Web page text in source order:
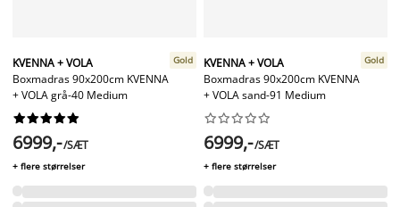
KVENNA + VOLA
Boxmadras 90x200cm KVENNA
+ VOLA grå-40 Medium
Gold






6999,-/SÆT
+ flere størrelser
KVENNA + VOLA
Boxmadras 90x200cm KVENNA
+ VOLA sand-91 Medium
Gold






6999,-/SÆT
+ flere størrelser